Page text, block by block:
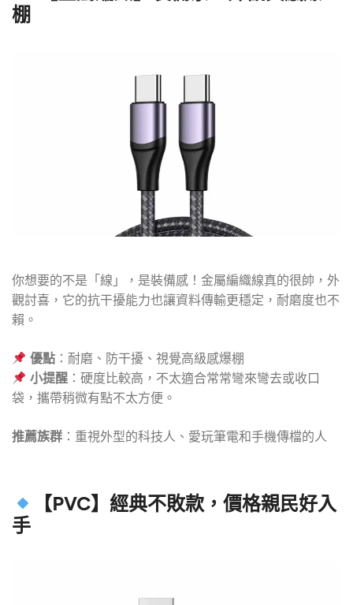
棚
你想要的不是「線」，是裝備感！金屬編織線真的很帥，外
觀討喜，它的抗干擾能力也讓資料傳輸更穩定，耐磨度也不
賴。
優點 ：耐磨、防干擾、視覺高級感爆棚
小提醒 ：硬度比較高，不太適合常常彎來彎去或收口
袋，攜帶稍微有點不太方便。
推薦族群 ：重視外型的科技人、愛玩筆電和手機傳檔的人
【PVC】經典不敗款，價格親民好入
手